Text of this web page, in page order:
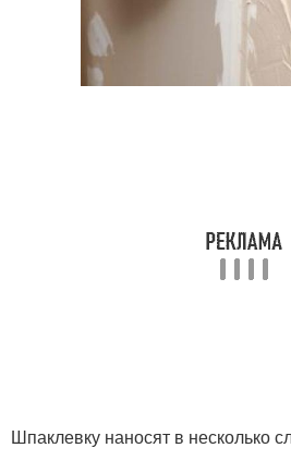
Шпаклевку наносят в несколько